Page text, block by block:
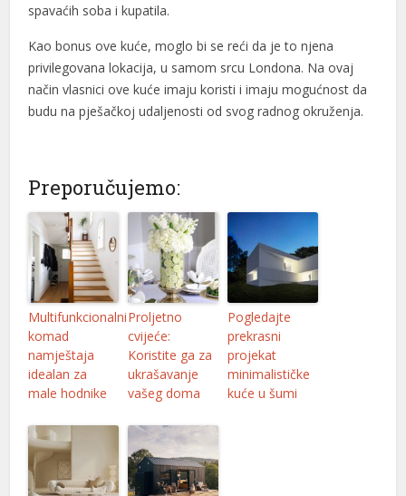
spavaćih soba i kupatila.
Kao bonus ove kuće, moglo bi se reći da je to njena
privilegovana lokacija, u samom srcu Londona. Na ovaj
način vlasnici ove kuće imaju koristi i imaju mogućnost da
budu na pješačkoj udaljenosti od svog radnog okruženja.
Preporučujemo:
Multifunkcionalni
komad
namještaja
idealan za
male hodnike
Proljetno
cvijeće:
Koristite ga za
ukrašavanje
vašeg doma
Pogledajte
prekrasni
projekat
minimalističke
kuće u šumi